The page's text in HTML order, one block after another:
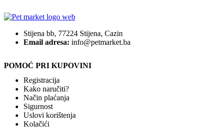
Stijena bb, 77224 Stijena, Cazin
Email adresa: info@petmarket.ba
POMOĆ PRI KUPOVINI
Registracija
Kako naručiti?
Način plaćanja
Sigurnost
Uslovi korištenja
Kolačići